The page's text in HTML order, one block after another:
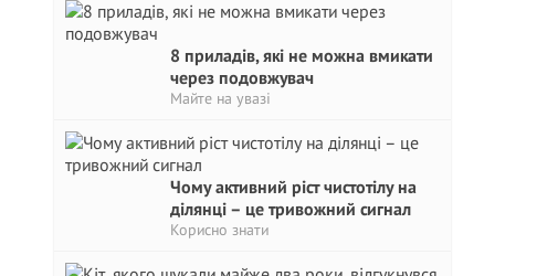
8 приладів, які не можна вмикати
через подовжувач
Майте на увазі
Чому активний ріст чистотілу на
ділянці – це тривожний сигнaл
Корисно знати